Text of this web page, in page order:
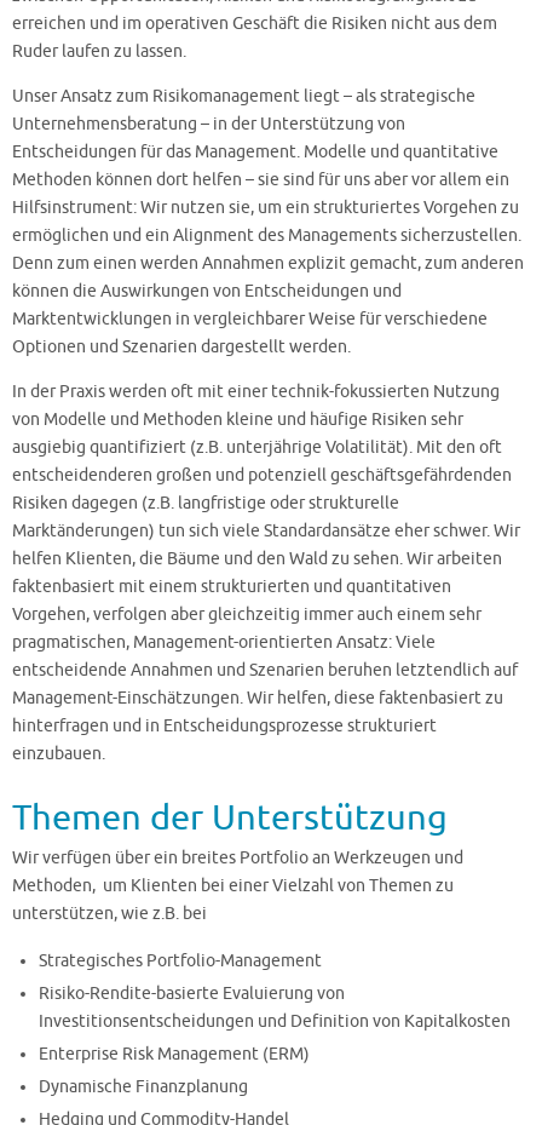
erreichen und im operativen Geschäft die Risiken nicht aus dem
Ruder laufen zu lassen.
Unser Ansatz zum Risikomanagement liegt – als strategische
Unternehmensberatung – in der Unterstützung von
Entscheidungen für das Management. Modelle und quantitative
Methoden können dort helfen – sie sind für uns aber vor allem ein
Hilfsinstrument: Wir nutzen sie, um ein strukturiertes Vorgehen zu
ermöglichen und ein Alignment des Managements sicherzustellen.
Denn zum einen werden Annahmen explizit gemacht, zum anderen
können die Auswirkungen von Entscheidungen und
Marktentwicklungen in vergleichbarer Weise für verschiedene
Optionen und Szenarien dargestellt werden.
In der Praxis werden oft mit einer technik-fokussierten Nutzung
von Modelle und Methoden kleine und häufige Risiken sehr
ausgiebig quantifiziert (z.B. unterjährige Volatilität). Mit den oft
entscheidenderen großen und potenziell geschäftsgefährdenden
Risiken dagegen (z.B. langfristige oder strukturelle
Marktänderungen) tun sich viele Standardansätze eher schwer. Wir
helfen Klienten, die Bäume und den Wald zu sehen. Wir arbeiten
faktenbasiert mit einem strukturierten und quantitativen
Vorgehen, verfolgen aber gleichzeitig immer auch einem sehr
pragmatischen, Management-orientierten Ansatz: Viele
entscheidende Annahmen und Szenarien beruhen letztendlich auf
Management-Einschätzungen. Wir helfen, diese faktenbasiert zu
hinterfragen und in Entscheidungsprozesse strukturiert
einzubauen.
Themen der Unterstützung
Wir verfügen über ein breites Portfolio an Werkzeugen und
Methoden, um Klienten bei einer Vielzahl von Themen zu
unterstützen, wie z.B. bei
Strategisches Portfolio-Management
Risiko-Rendite-basierte Evaluierung von
Investitionsentscheidungen und Definition von Kapitalkosten
Enterprise Risk Management (ERM)
Dynamische Finanzplanung
Hedging und Commodity-Handel